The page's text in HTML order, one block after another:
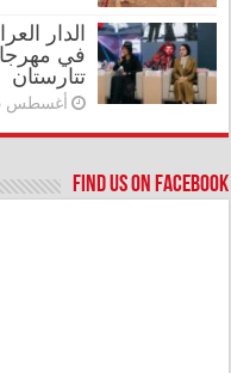
الدار
في
تتارستان
أغسطس 5, 2026
Find us on Facebook